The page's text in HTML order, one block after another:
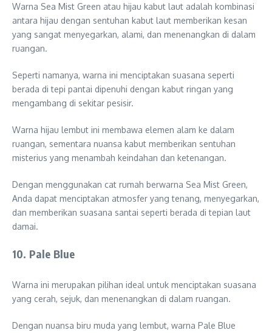
Warna Sea Mist Green atau hijau kabut laut adalah kombinasi
antara hijau dengan sentuhan kabut laut memberikan kesan
yang sangat menyegarkan, alami, dan menenangkan di dalam
ruangan.
Seperti namanya, warna ini menciptakan suasana seperti
berada di tepi pantai dipenuhi dengan kabut ringan yang
mengambang di sekitar pesisir.
Warna hijau lembut ini membawa elemen alam ke dalam
ruangan, sementara nuansa kabut memberikan sentuhan
misterius yang menambah keindahan dan ketenangan.
Dengan menggunakan cat rumah berwarna Sea Mist Green,
Anda dapat menciptakan atmosfer yang tenang, menyegarkan,
dan memberikan suasana santai seperti berada di tepian laut
damai.
10. Pale Blue
Warna ini merupakan pilihan ideal untuk menciptakan suasana
yang cerah, sejuk, dan menenangkan di dalam ruangan.
Dengan nuansa biru muda yang lembut, warna Pale Blue